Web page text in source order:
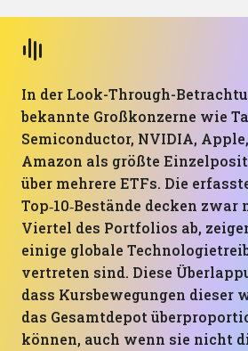
In der Look-Through-
bekannte Großkonzerne wie
Semiconductor, NVIDIA,
Amazon als größte
über mehrere ETFs. Die
Top‑10‑Bestände decken zwar
Viertel des Portfolios ab,
einige globale
vertreten sind. Diese
dass Kursbewegungen dieser
das Gesamtdepot
können, auch wenn sie nicht